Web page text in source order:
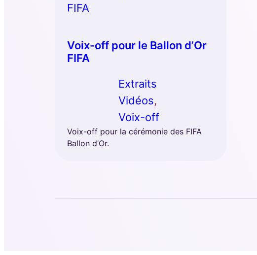
Voix-off pour le Ballon d’Or
FIFA
Extraits
Vidéos
Voix-off
Voix-off pour la cérémonie des FIFA
Ballon d’Or.